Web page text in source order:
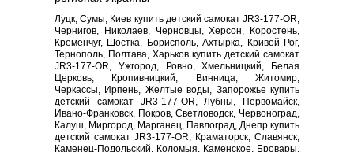
Луцк, Сумы, Киев купить детский самокат JR3-177-OR,
Чернигов, Николаев, Черновцы, Херсон, Коростень,
Кременчуг, Шостка, Борисполь, Ахтырка, Кривой Рог,
Тернополь, Полтава, Харьков купить детский самокат
JR3-177-OR, Ужгород, Ровно, Хмельницкий, Белая
Церковь, Кропивницкий, Винница, Житомир,
Черкассы, Ирпень, Желтые воды, Запорожье купить
детский самокат JR3-177-OR, Лубны, Первомайск,
Ивано-Франковск, Покров, Светловодск, Червоноград,
Калуш, Миргород, Марганец, Павлоград, Днепр купить
детский самокат JR3-177-OR, Краматорск, Славянск,
Каменец-Подольский, Коломыя, Каменское, Бровары,